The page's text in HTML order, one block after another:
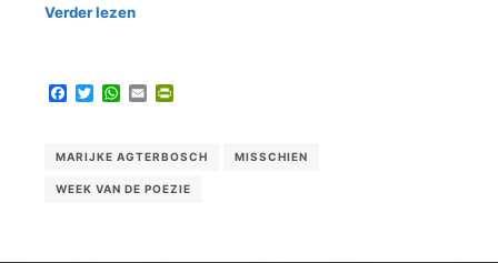
Verder lezen
Facebook
TwitterWhatsApp
Email
MARIJKE AGTERBOSCH MISSCHIEN
WEEK VAN DE POEZIE